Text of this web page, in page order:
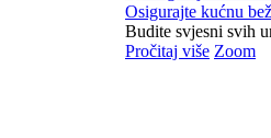
Osigurajte kućnu
Budite svjesni svih
Pročitaj više Zoom